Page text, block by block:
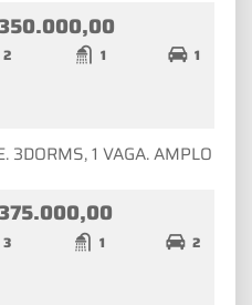
350.000,00
2 1 1
3DORMS, 1 VAGA. AMPLO
375.000,00
3 1 2